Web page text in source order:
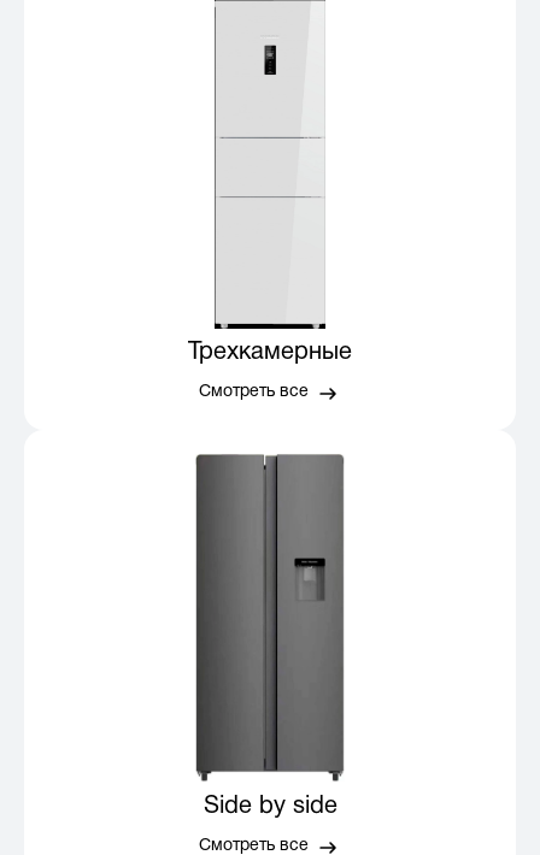
Трехкамерные
Смотреть все
Side by side
Смотреть все